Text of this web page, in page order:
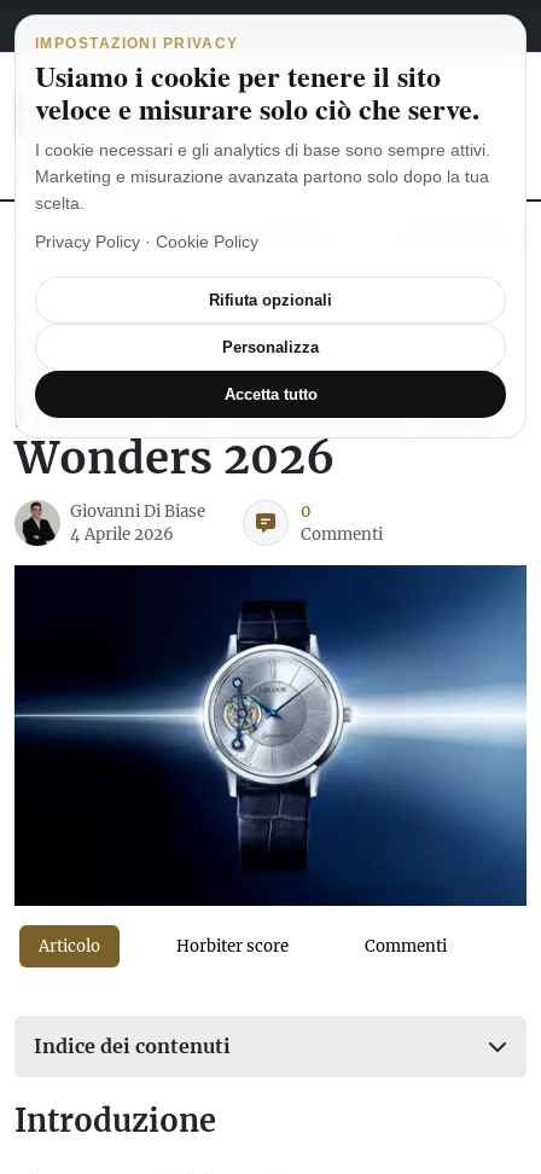
Vai al contenuto
Navigazione principale
5 agosto 2026 italiano
MoonSwatch: dalle origini al MISSION TO THE MOONPHASE
WATCHES AND WONDERS
Credor anticipa le
novità di Watches and
Wonders 2026
Giovanni Di Biase
4 Aprile 2026
0
Commenti
Articolo Horbiter score Commenti
Indice dei contenuti
Introduzione
IMPOSTAZIONI PRIVACY
Usiamo i cookie per tenere il sito
veloce e misurare solo ciò che serve.
I cookie necessari e gli analytics di base sono sempre attivi.
Marketing e misurazione avanzata partono solo dopo la tua
scelta.
Privacy Policy · Cookie Policy
Rifiuta opzionali
Personalizza
Accetta tutto